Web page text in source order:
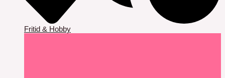
Fritid & Hobby